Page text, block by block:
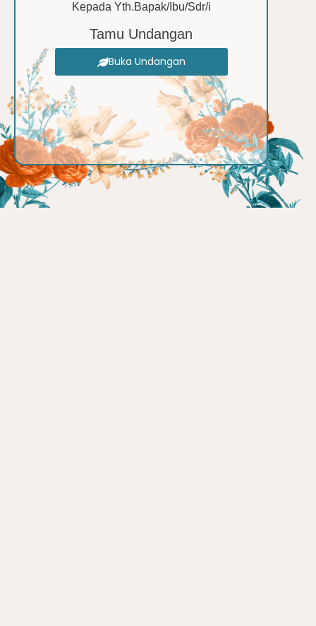
Kepada Yth.Bapak/Ibu/Sdr/i
Tamu Undangan
Buka Undangan